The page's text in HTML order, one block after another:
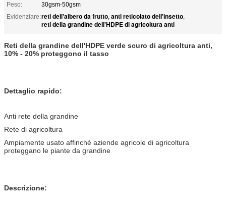
Peso:
30gsm-50gsm
Evidenziare:reti dell'albero da frutto, anti reticolato dell'insetto,
reti della grandine dell'HDPE di agricoltura anti
Reti della grandine dell'HDPE verde scuro di agricoltura anti,
10% - 20% proteggono il tasso
Dettaglio rapido:
Anti rete della grandine
Rete di agricoltura
Ampiamente usato affinchè aziende agricole di agricoltura
proteggano le piante da grandine
Descrizione: